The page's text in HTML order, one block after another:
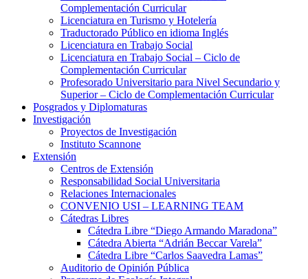
Complementación Curricular
Licenciatura en Turismo y Hotelería
Traductorado Público en idioma Inglés
Licenciatura en Trabajo Social
Licenciatura en Trabajo Social – Ciclo de
Complementación Curricular
Profesorado Universitario para Nivel Secundario y
Superior – Ciclo de Complementación Curricular
Posgrados y Diplomaturas
Investigación
Proyectos de Investigación
Instituto Scannone
Extensión
Centros de Extensión
Responsabilidad Social Universitaria
Relaciones Internacionales
CONVENIO USI – LEARNING TEAM
Cátedras Libres
Cátedra Libre “Diego Armando Maradona”
Cátedra Abierta “Adrián Beccar Varela”
Cátedra Libre “Carlos Saavedra Lamas”
Auditorio de Opinión Pública